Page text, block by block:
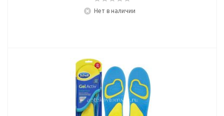
Нет в наличии